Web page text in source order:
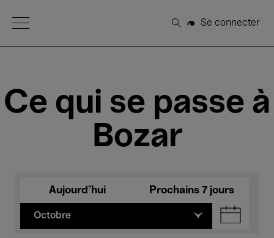
Open Menu
Rechercher
Se connecter
Ce qui se passe à
Bozar
Aujourd'hui Prochains 7 jours
Octobre